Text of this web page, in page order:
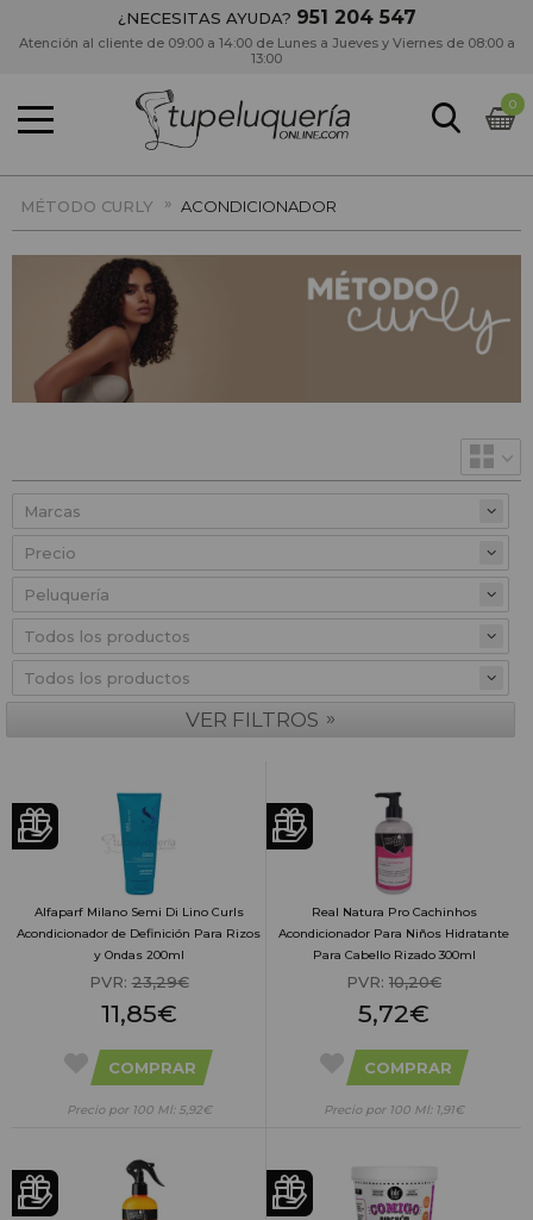
¿NECESITAS AYUDA? 951 204 547
Atención al cliente de 09:00 a 14:00 de Lunes a Jueves y Viernes de 08:00 a
13:00
0
MÉTODO CURLY » ACONDICIONADOR
Precio
VER FILTROS »
Alfaparf Milano Semi Di Lino Curls
Acondicionador de Definición Para Rizos
y Ondas 200ml
PVR:23,29€
11,85€
COMPRAR
Precio por 100 Ml: 5,92€
Real Natura Pro Cachinhos
Acondicionador Para Niños Hidratante
Para Cabello Rizado 300ml
PVR: 10,20€
5,72€
COMPRAR
Precio por 100 Ml: 1,91€